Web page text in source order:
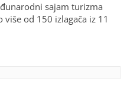
sajam turizma
više od 150 izlagača iz 11